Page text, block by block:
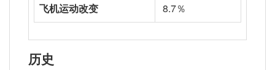
飞机运动改变
8.7％
历史